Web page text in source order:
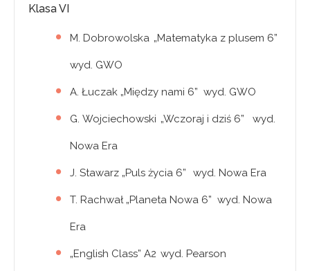
Klasa VI
M. Dobrowolska „Matematyka z plusem 6”
wyd. GWO
A. Łuczak „Między nami 6” wyd. GWO
G. Wojciechowski „Wczoraj i dziś 6” wyd.
Nowa Era
J. Stawarz „Puls życia 6” wyd. Nowa Era
T. Rachwał „Planeta Nowa 6” wyd. Nowa
Era
„English Class” A2 wyd. Pearson